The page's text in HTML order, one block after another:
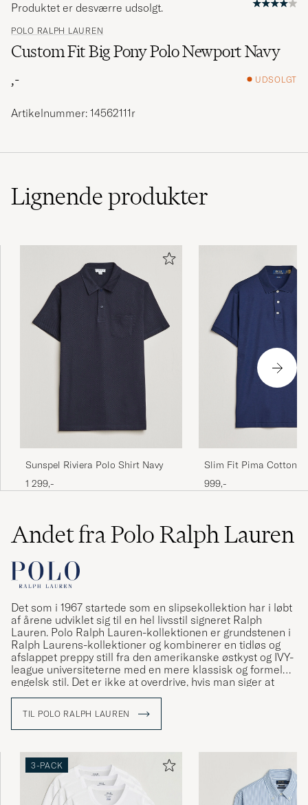
POLO RALPH LAUREN
Custom Fit Big Pony Polo Newport Navy
,-
UDSOLGT
Produktet er desværre udsolgt.
Artikelnummer: 14562111r
Lignendeprodukter
Sunspel Riviera Polo Shirt Navy
1 299,-
Slim Fit Pima Cotton
Navy
999,-
Andet fra Polo Ralph Lauren
Det som i 1967 startede som en slipsekollektion har i løbt
af årene udviklet sig til en hel livsstil signeret Ralph
Lauren. Polo Ralph Lauren-kollektionen er grundstenen i
Ralph Laurens-kollektioner og kombinerer en tidløs og
afslappet preppy still fra den amerikanske østkyst og IVY-
league universiteterne med en mere klassisk og formel
engelsk stil. Det er ikke at overdrive, hvis man siger at
Ralph Lauren har været med til at definere den
TIL POLO RALPH LAUREN
3-PACK